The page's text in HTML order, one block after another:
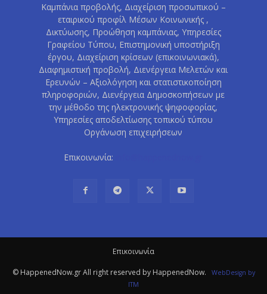
Καμπάνια προβολής, Διαχείριση προσωπικού –
εταιρικού προφίλ Μέσων Κοινωνικής ,
Δικτύωσης, Προώθηση καμπάνιας, Υπηρεσίες
Γραφείου Τύπου, Επιστημονική υποστήριξη
έργου, Διαχείριση κρίσεων (επικοινωνιακά),
Διαφημιστική προβολή, Διενέργεια Μελετών και
Ερευνών – Αξιολόγηση και στατιστικοποίηση
πληροφοριών, Διενέργεια Δημοσκοπήσεων με
την μέθοδο της ηλεκτρονικής ψηφοφορίας,
Υπηρεσίες αποδελτίωσης τοπικού τύπου
Οργάνωση επιχειρήσεων
Επικοινωνία:
Eπικοινωνία
© HappenedNow.gr All right reserved by HappenedNow. WebDesign by
ITM